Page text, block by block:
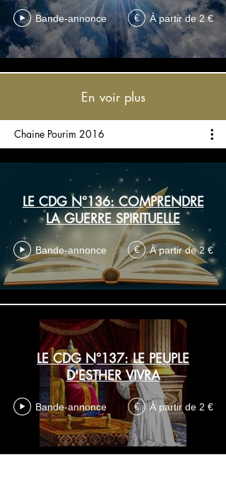
Bande-annonce € À partir de 2 €
En voir plus
Chaine Pourim 2016
LE CDG N°136: COMPRENDRE
LA GUERRE SPIRITUELLE
Bande-annonce € À partir de 2 €
LE CDG N°137: LE PEUPLE
D'ESTHER VIVRA
Bande-annonce € À partir de 2 €